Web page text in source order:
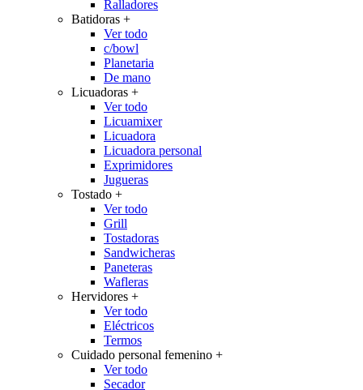
Ralladores
Batidoras +
Ver todo
c/bowl
Planetaria
De mano
Licuadoras +
Ver todo
Licuamixer
Licuadora
Licuadora personal
Exprimidores
Jugueras
Tostado +
Ver todo
Grill
Tostadoras
Sandwicheras
Paneteras
Wafleras
Hervidores +
Ver todo
Eléctricos
Termos
Cuidado personal femenino +
Ver todo
Secador